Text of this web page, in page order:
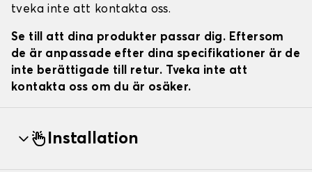
tveka inte att kontakta oss.
Se till att dina produkter passar dig. Eftersom
de är anpassade efter dina specifikationer är de
inte berättigade till retur. Tveka inte att
kontakta oss om du är osäker.
Installation